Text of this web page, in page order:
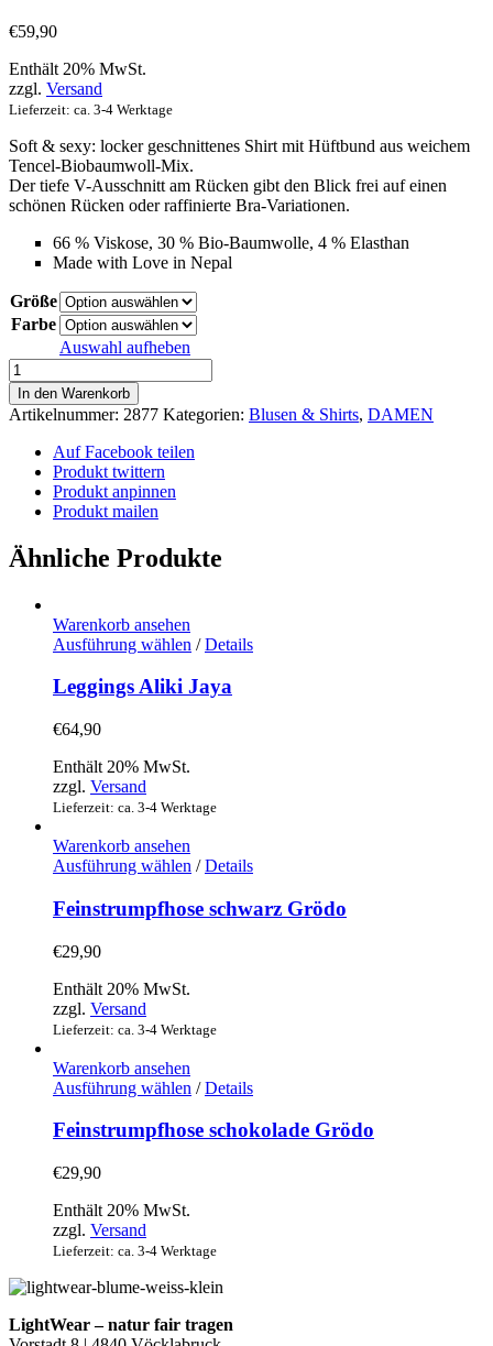
€59,90
Enthält 20% MwSt.
zzgl. Versand
Lieferzeit: ca. 3-4 Werktage
Soft & sexy: locker geschnittenes Shirt mit Hüftbund aus weichem
Tencel-Biobaumwoll-Mix.
Der tiefe V-Ausschnitt am Rücken gibt den Blick frei auf einen
schönen Rücken oder raffinierte Bra-Variationen.
66 % Viskose, 30 % Bio-Baumwolle, 4 % Elasthan
Made with Love in Nepal
Größe
Farbe
Auswahl aufheben
Shirt
Smilla
Jaya
Menge
In den Warenkorb
Artikelnummer: 2877 Kategorien: Blusen & Shirts, DAMEN
Auf Facebook teilen
Produkt twittern
Produkt anpinnen
Produkt mailen
Ähnliche Produkte
Warenkorb ansehen
Ausführung wählen Dieses
weist
mehrere
können
auf
Produktseite
werden
/ Details
Leggings Aliki Jaya
€64,90
Enthält 20% MwSt.
zzgl. Versand
Lieferzeit: ca. 3-4 Werktage
Warenkorb ansehen
Ausführung wählen Dieses
weist
mehrere
können
auf
Produktseite
gewählt
werden
/ Details
Feinstrumpfhose schwarz Grödo
€29,90
Enthält 20% MwSt.
zzgl. Versand
Lieferzeit: ca. 3-4 Werktage
Warenkorb ansehen
Ausführung wählen Dieses
weist
können
auf
der
gewählt
/ Details
Feinstrumpfhose schokolade Grödo
€29,90
Enthält 20% MwSt.
zzgl. Versand
Lieferzeit: ca. 3-4 Werktage
LightWear – natur fair tragen